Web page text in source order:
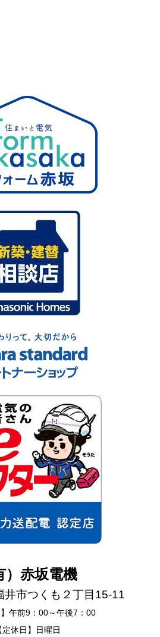
）赤坂電機
井市つくも２丁目15-11
】午前9：00～午後7：00
定休日】日曜日